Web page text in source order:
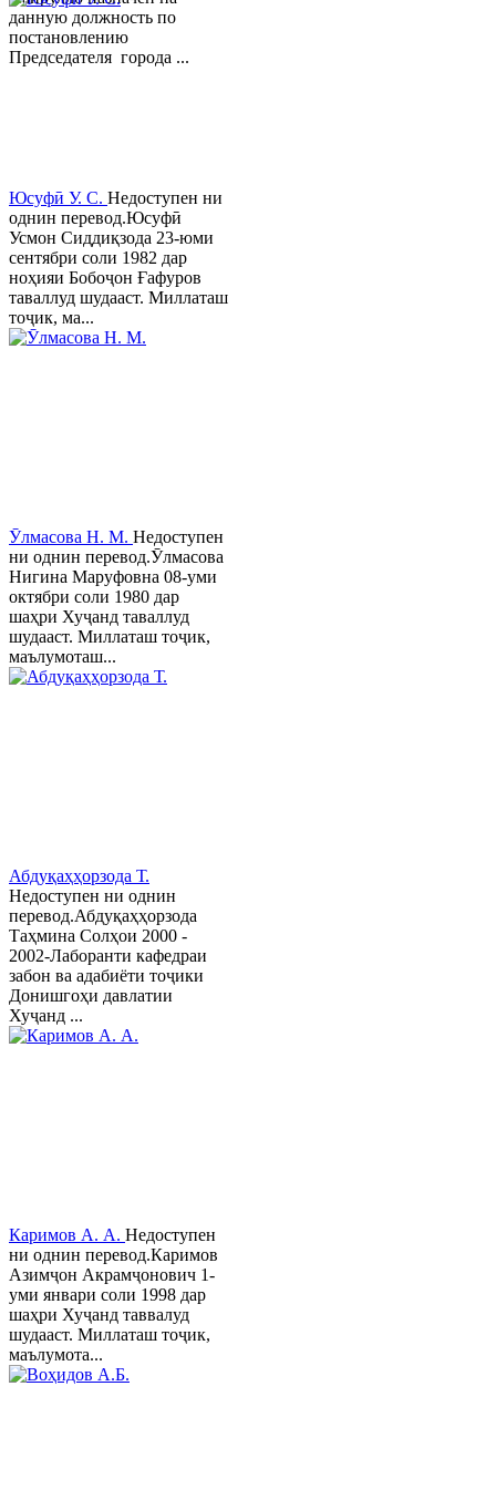
данную должность по
постановлению
Председателя города ...
Юсуфӣ У. C. Недоступен ни
однин перевод.Юсуфӣ
Усмон Сиддиқзода 23-юми
сентябри соли 1982 дар
ноҳияи Бобоҷон Ғафуров
таваллуд шудааст. Миллаташ
тоҷик, ма...
Ӯлмасова Н. М. Недоступен
ни однин перевод.Ӯлмасова
Нигина Маруфовна 08-уми
октябри соли 1980 дар
шаҳри Хуҷанд таваллуд
шудааст. Миллаташ тоҷик,
маълумоташ...
Абдуқаҳҳорзода Т.
Недоступен ни однин
перевод.Абдуқаҳҳорзода
Таҳмина Солҳои 2000 -
2002-Лаборанти кафедраи
забон ва адабиёти тоҷики
Донишгоҳи давлатии
Хуҷанд ...
Каримов А. А. Недоступен
ни однин перевод.Каримов
Азимҷон Акрамҷонович 1-
уми январи соли 1998 дар
шаҳри Хуҷанд таввалуд
шудааст. Миллаташ тоҷик,
маълумота...